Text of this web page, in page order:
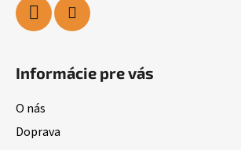
Informácie pre vás
O nás
Doprava